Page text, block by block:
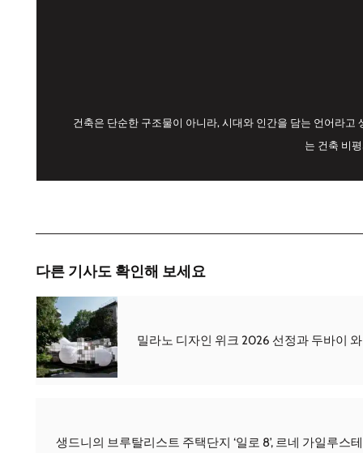
건축은 단순한 구조물이 아니라, 시대와 인간을 담는 언어라
는 건축 비
다른 기사도 확인해 보세요
밀라노 디자인 위크 2026 선정과 두바이
생드니의 브루탈리스트 주택단지 ‘일로 8’, 르네 가일루스